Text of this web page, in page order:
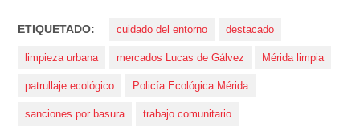
ETIQUETADO: cuidado del entorno destacado
limpieza urbana mercados Lucas de Gálvez Mérida limpia
patrullaje ecológico Policía Ecológica Mérida
sanciones por basura trabajo comunitario